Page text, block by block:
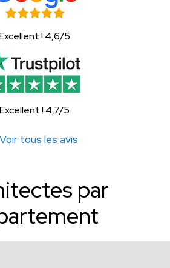
! 4,6/5
Excellent ! 4,7/5
tous les avis
par